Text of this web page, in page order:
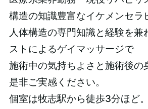
構造の知識豊富なイケメンセラ
人体構造の専門知識と経験を兼
ストによるゲイマッサージで
施術中の気持ちよさと施術後の
是非ご実感ください。
個室は牧志駅から徒歩3分ほど